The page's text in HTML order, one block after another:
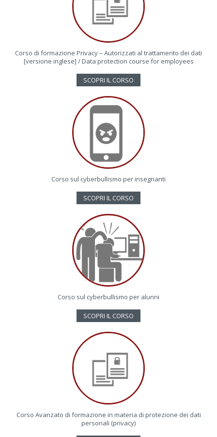
Corso di formazione Privacy – Autorizzati al trattamento dei dati
[versione inglese] / Data protection course for employees
SCOPRI IL CORSO
Corso sul cyberbullismo per insegnanti
SCOPRI IL CORSO
Corso sul cyberbullismo per alunni
SCOPRI IL CORSO
Corso Avanzato di formazione in materia di protezione dei dati
personali (privacy)